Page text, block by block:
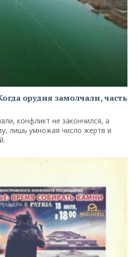
орудия замолчали, часть
конфликт не закончился, а
лишь умножая число жертв и